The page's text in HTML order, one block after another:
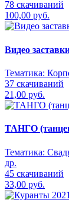
78 скачиваний
100,00 руб.
Видео
Тематика:
37 скачиваний
21,00 руб.
ТАНГО
Тематика:
др.
45 скачиваний
33,00 руб.